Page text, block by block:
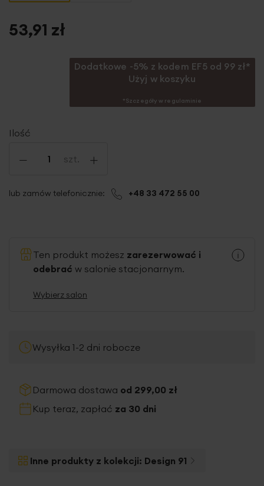
Ilość
- szt. +
53,91 zł
Dodatkowe -5% z kodem EF5 od 99 zł*
Użyj w koszyku
*Szczegóły w regulaminie
lub zamów telefonicznie: +48 33 472 55 00
Ten produkt możesz zarezerwować i
odebrać w salonie stacjonarnym.
Wybierz salon
Wysyłka 1-2 dni robocze
Darmowa dostawa od 299,00 zł
Kup teraz, zapłać za 30 dni
Inne produkty z kolekcji: Design 91